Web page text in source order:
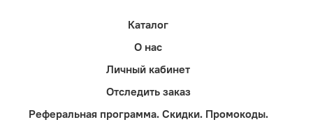
Каталог
О нас
Личный кабинет
Отследить заказ
Реферальная программа. Скидки. Промокоды.